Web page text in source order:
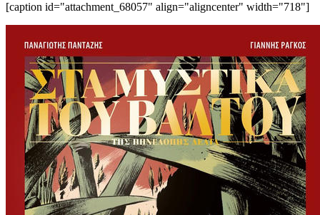
[caption id="attachment_68057" align="aligncenter" width="718"]